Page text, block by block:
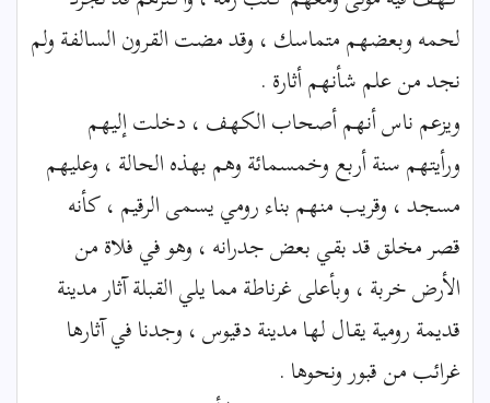
لحمه وبعضهم متماسك ، وقد مضت القرون السالفة ولم
نجد من علم شأنهم أثارة .
ويزعم ناس أنهم أصحاب الكهف ، دخلت إليهم
ورأيتهم سنة أربع وخمسمائة وهم بهذه الحالة ، وعليهم
مسجد ، وقريب منهم بناء رومي يسمى الرقيم ، كأنه
قصر مخلق قد بقي بعض جدرانه ، وهو في فلاة من
الأرض خربة ، وبأعلى غرناطة مما يلي القبلة آثار مدينة
قديمة رومية يقال لها مدينة دقيوس ، وجدنا في آثارها
غرائب من قبور ونحوها .